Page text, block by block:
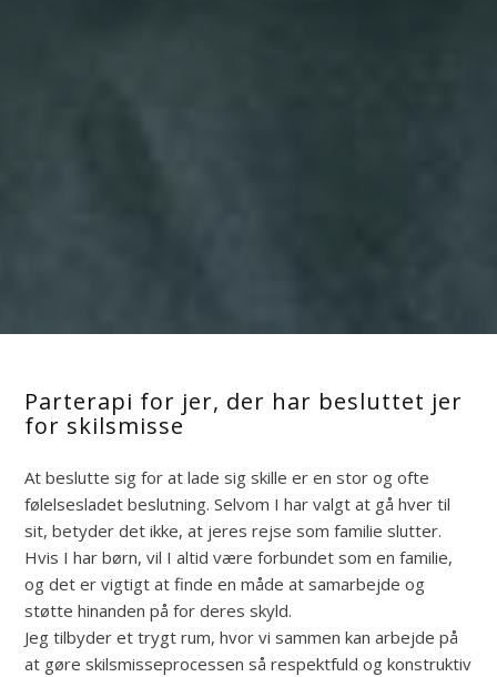
Parterapi for jer, der har besluttet jer
for skilsmisse
At beslutte sig for at lade sig skille er en stor og ofte
følelsesladet beslutning. Selvom I har valgt at gå hver til
sit, betyder det ikke, at jeres rejse som familie slutter.
Hvis I har børn, vil I altid være forbundet som en familie,
og det er vigtigt at finde en måde at samarbejde og
støtte hinanden på for deres skyld.
Jeg tilbyder et trygt rum, hvor vi sammen kan arbejde på
at gøre skilsmisseprocessen så respektfuld og konstruktiv